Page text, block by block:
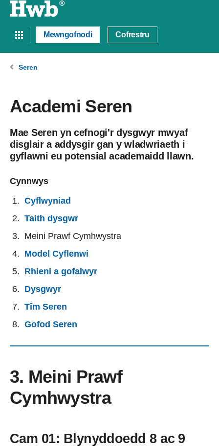
Mewngofnodi Cofrestru
Seren
Academi Seren
Mae Seren yn cefnogi'r dysgwyr mwyaf
disglair a addysgir gan y wladwriaeth i
gyflawni eu potensial academaidd llawn.
Cynnwys
Cyflwyniad
Taith dysgwr
Meini Prawf Cymhwystra
Model Cyflenwi
Rhieni a gofalwyr
Dysgwyr
Tîm Seren
Gofod Seren
3. Meini Prawf
Cymhwystra
Cam 01: Blynyddoedd 8 ac 9